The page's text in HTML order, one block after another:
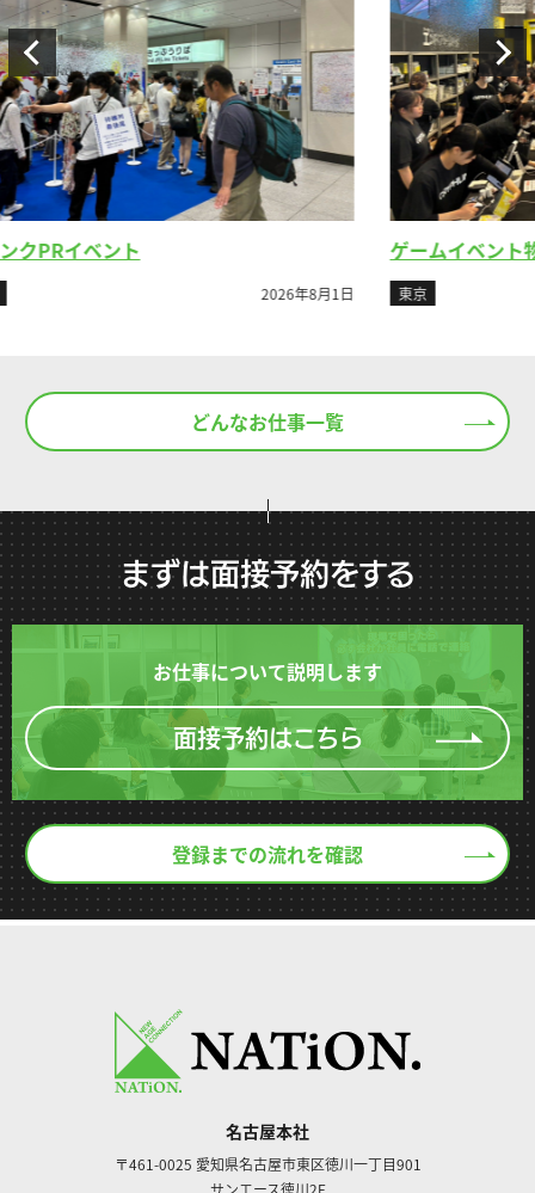
ゲームイベント物販
2026年7月26日
どんなお仕事一覧
まずは面接予約をする
お仕事について説明します
面接予約はこちら
登録までの流れを確認
名古屋本社
〒461-0025 愛知県名古屋市東区徳川一丁目901
サンエース徳川2F